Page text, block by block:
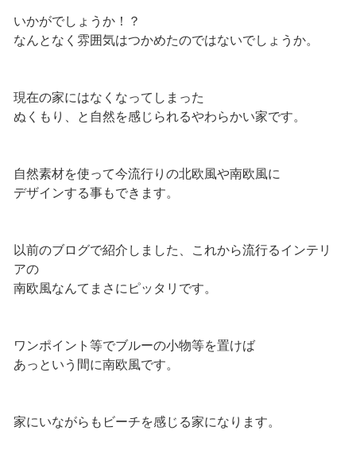
いかがでしょうか！？
なんとなく雰囲気はつかめたのではないでしょうか。
現在の家にはなくなってしまった
ぬくもり、と自然を感じられるやわらかい家です。
自然素材を使って今流行りの北欧風や南欧風に
デザインする事もできます。
以前のブログで紹介しました、これから流行るインテリ
アの
南欧風なんてまさにピッタリです。
ワンポイント等でブルーの小物等を置けば
あっという間に南欧風です。
家にいながらもビーチを感じる家になります。